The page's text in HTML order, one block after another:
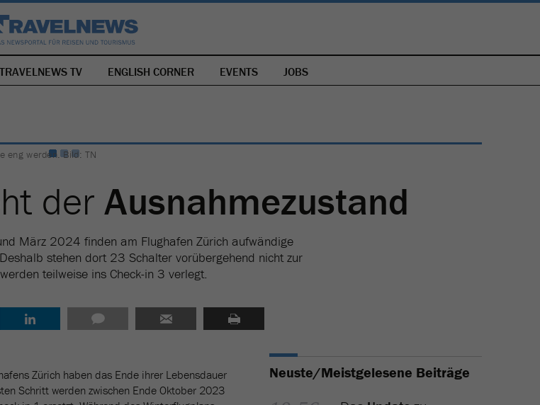
NAVIGATION
ÜBERSPRINGEN
TRAVELNEWS TV ENGLISH CORNER EVENTS JOBS
eng werden. Bild: TN
derAusnahmezustand
März 2024 finden am Flughafen Zürich aufwändige
stehen dort 23 Schalter vorübergehend nicht zur
teilweise ins Check-in 3 verlegt.
Zürich haben das Ende ihrer Lebensdauer
Schritt werden zwischen Ende Oktober 2023
Neuste/Meistgelesene Beiträge